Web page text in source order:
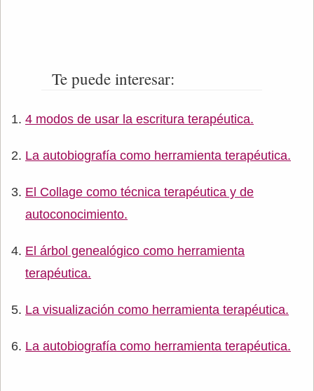
Te puede interesar:
4 modos de usar la escritura terapéutica.
La autobiografía como herramienta terapéutica.
El Collage como técnica terapéutica y de
autoconocimiento.
El árbol genealógico como herramienta
terapéutica.
La visualización como herramienta terapéutica.
La autobiografía como herramienta terapéutica.